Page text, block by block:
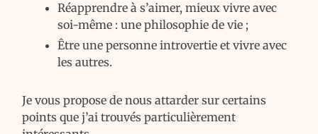
Réapprendre à s’aimer, mieux vivre avec
soi-même : une philosophie de vie ;
Être une personne introvertie et vivre avec
les autres.
Je vous propose de nous attarder sur certains
points que j’ai trouvés particulièrement